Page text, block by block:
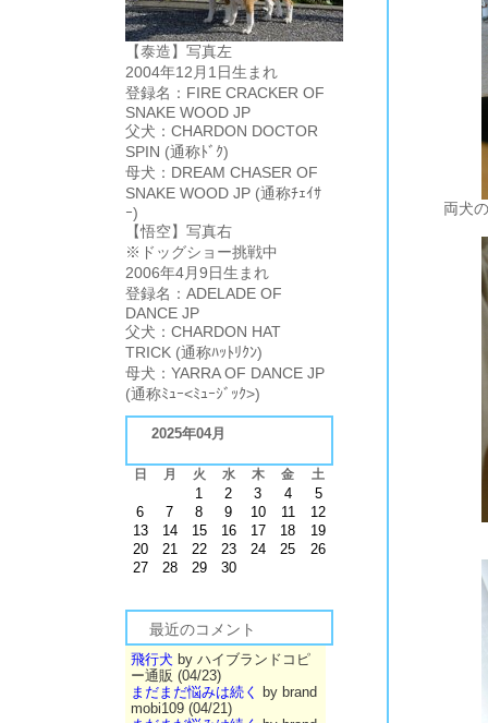
【泰造】写真左
2004年12月1日生まれ
登録名：FIRE CRACKER OF
SNAKE WOOD JP
父犬：CHARDON DOCTOR
SPIN (通称ﾄﾞｸ)
母犬：DREAM CHASER OF
SNAKE WOOD JP (通称ﾁｪｲｻ
ｰ)
【悟空】写真右
※ドッグショー挑戦中
2006年4月9日生まれ
登録名：ADELADE OF
DANCE JP
父犬：CHARDON HAT
TRICK (通称ﾊｯﾄﾘｸﾝ)
母犬：YARRA OF DANCE JP
(通称ﾐｭｰ<ﾐｭｰｼﾞｯｸ>)
2025年04月
日 月 火 水 木 金 土
1 2 3 4
5
6
7 8 9 10 11
12
13
14 15 16 17 18
19
20
21 22 23 24 25
26
27
28 29 30
最近のコメント
飛行犬 by ハイブランドコピ
ー通販 (04/23)
まだまだ悩みは続く
by brand
mobi109 (04/21)
両犬